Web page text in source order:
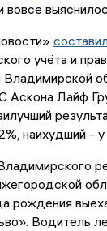
вовсе
учёта и
Владимирской
Лайф
наихудший -
рождения
Водитель